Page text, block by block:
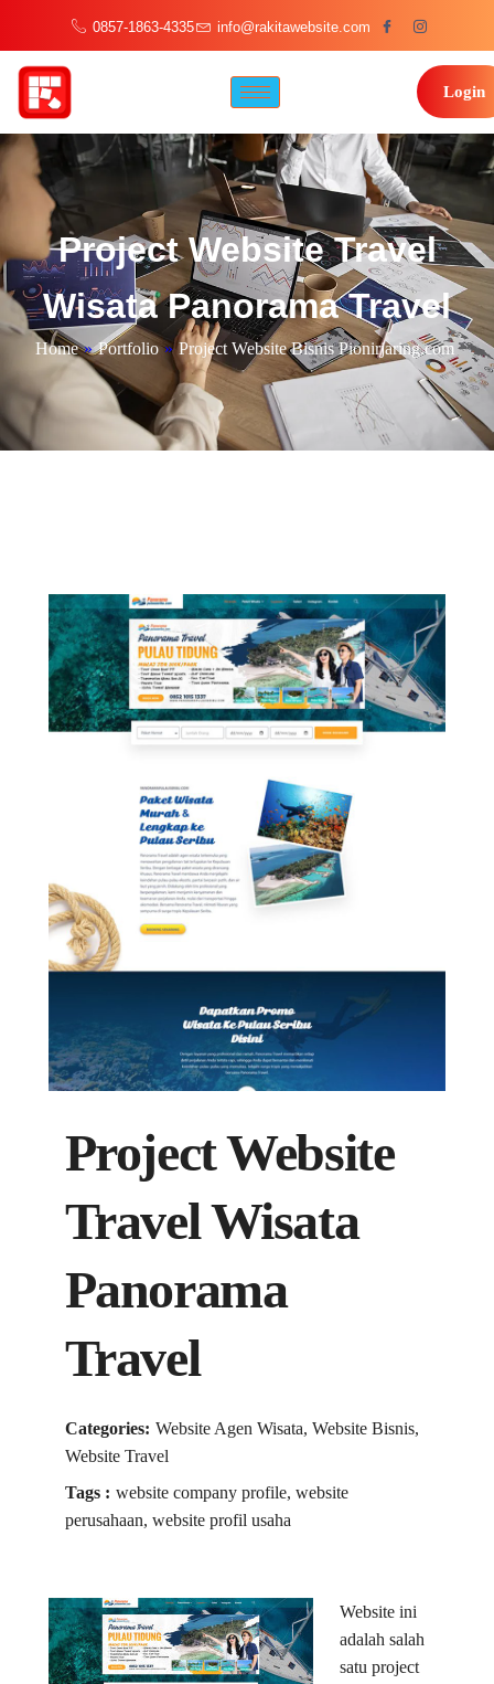
0857-1863-4335 info@rakitawebsite.com
Login
Project Website Travel
Wisata Panorama Travel
Home » Portfolio » Project Website Bisnis Pionirjaring.com
Project Website
Travel Wisata
Panorama
Travel
Categories: Website Agen Wisata, Website Bisnis,
Website Travel
Tags : website company profile, website
perusahaan, website profil usaha
Website ini
adalah salah
satu project